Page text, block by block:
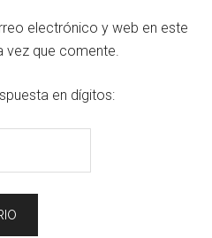
electrónico y web en este
vez que comente.
en dígitos: